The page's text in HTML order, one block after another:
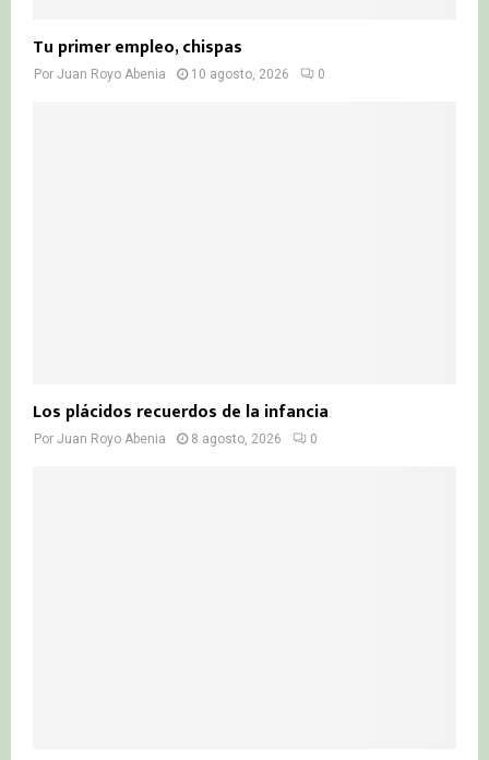
Tu primer empleo, chispas
Por Juan Royo Abenia 10 agosto, 2026 0
Los plácidos recuerdos de la infancia
Por Juan Royo Abenia 8 agosto, 2026 0